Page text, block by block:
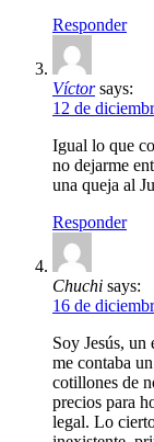
Responder
Víctor says:
12 de
Igual lo que
no dejarme
una queja al
Responder
Chuchi says:
16 de
Soy Jesús,
me contaba
cotillones de
precios para
legal. Lo